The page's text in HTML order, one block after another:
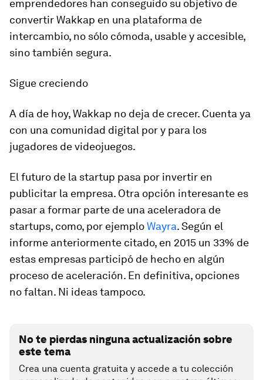
emprendedores han conseguido su objetivo de
convertir Wakkap en una plataforma de
intercambio, no sólo cómoda, usable y accesible,
sino también segura.
Sigue creciendo
A día de hoy, Wakkap no deja de crecer. Cuenta ya
con una comunidad digital por y para los
jugadores de videojuegos.
El futuro de la startup pasa por invertir en
publicitar la empresa. Otra opción interesante es
pasar a formar parte de una aceleradora de
startups, como, por ejemploWayra. Según el
informe anteriormente citado, en 2015 un 33% de
estas empresas participó de hecho en algún
proceso de aceleración. En definitiva, opciones
no faltan. Ni ideas tampoco.
No te pierdas ninguna actualización sobre
este tema
Crea una cuenta gratuita y accede a tu colección